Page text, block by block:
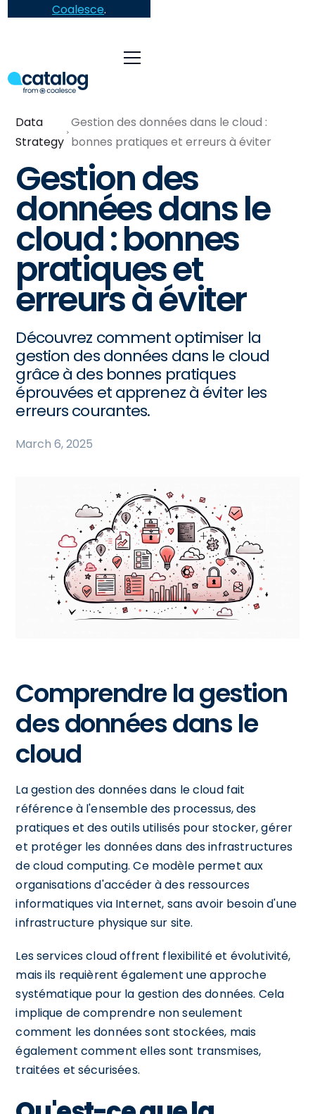
Coalesce.
Data
Strategy
Gestion des données dans le cloud :
bonnes pratiques et erreurs à éviter
Gestion des
données dans le
cloud : bonnes
pratiques et
erreurs à éviter
Découvrez comment optimiser la
gestion des données dans le cloud
grâce à des bonnes pratiques
éprouvées et apprenez à éviter les
erreurs courantes.
March 6, 2025
Comprendre la gestion
des données dans le
cloud
La gestion des données dans le cloud fait
référence à l'ensemble des processus, des
pratiques et des outils utilisés pour stocker, gérer
et protéger les données dans des infrastructures
de cloud computing. Ce modèle permet aux
organisations d'accéder à des ressources
informatiques via Internet, sans avoir besoin d'une
infrastructure physique sur site.
Les services cloud offrent flexibilité et évolutivité,
mais ils requièrent également une approche
systématique pour la gestion des données. Cela
implique de comprendre non seulement
comment les données sont stockées, mais
également comment elles sont transmises,
traitées et sécurisées.